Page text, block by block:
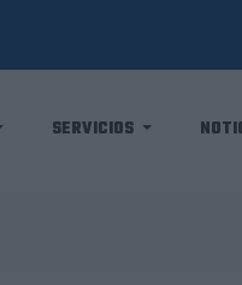
SERVICIOS